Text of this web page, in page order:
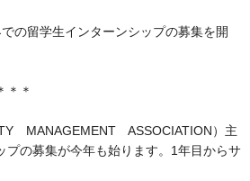
の留学生インターンシップの募集を開
＊＊
MANAGEMENT ASSOCIATION） 主
の募集が今年も始ります。 1年目からサ